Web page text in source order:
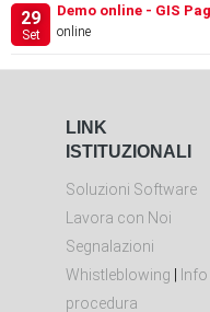
29
Set
Demo online - GIS
online
LINK
ISTITUZIONALI
Soluzioni Software
Lavora con Noi
Segnalazioni
Whistleblowing
Info
procedura